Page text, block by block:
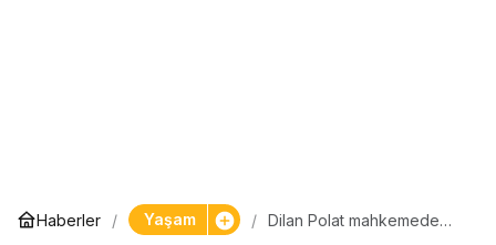
Haberler Yaşam
Dilan Polat mahkemede